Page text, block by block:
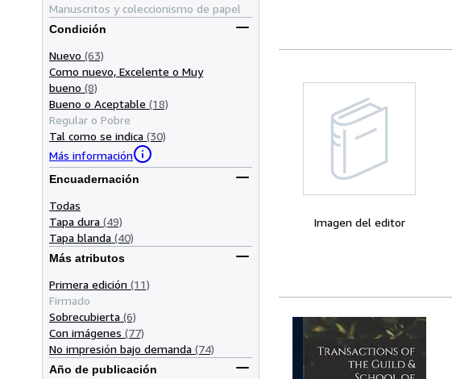
Manuscritos y coleccionismo de papel
Condición
Nuevo (63)
Como nuevo, Excelente o Muy
bueno (8)
Bueno o Aceptable (18)
Regular o Pobre
Tal como se indica (30)
Más información
Encuadernación
Todas
Tapa dura (49)
Tapa blanda (40)
Más atributos
Primera edición (11)
Firmado
Sobrecubierta (6)
Con imágenes (77)
No impresión bajo demanda (74)
Año de publicación
Imagen del editor